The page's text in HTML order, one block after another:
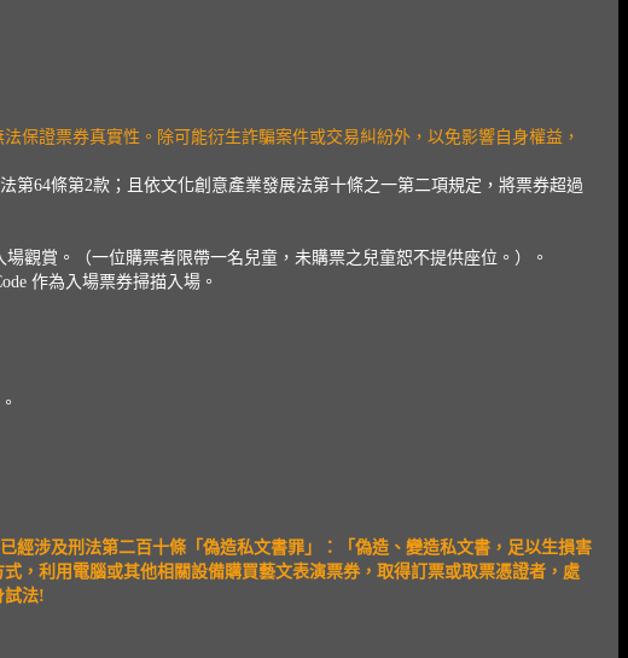
證票券真實性。除可能衍生詐騙案件或交易糾紛外，以免影響自身權益，
64條第2款；且依文化創意產業發展法第十條之一第二項規定，將票券超過
觀賞。（一位購票者限帶一名兒童，未購票之兒童恕不提供座位。）。
作為入場票券掃描入場。
經涉及刑法第二百十條「偽造私文書罪」：「偽造、變造私文書，足以生損害
，利用電腦或其他相關設備購買藝文表演票券，取得訂票或取票憑證者，處
試法!